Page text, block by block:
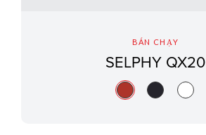
BÁN CHẠY
SELPHY QX20